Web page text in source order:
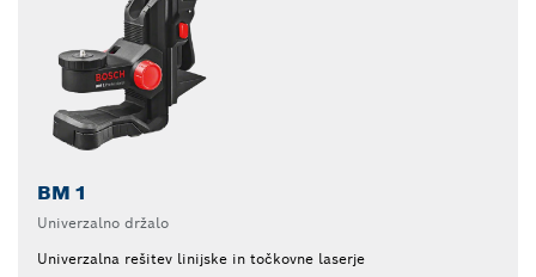
BM 1
Univerzalno držalo
Univerzalna rešitev linijske in točkovne laserje